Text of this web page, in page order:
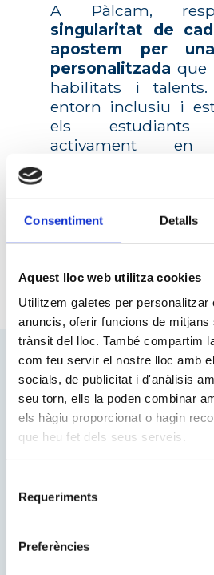
Consentiment Detalls
Aquest lloc web utilitza cookies
Utilitzem galetes per personalitzar
anuncis, oferir funcions de
trànsit del lloc. També compartim
com feu servir el nostre lloc amb
socials, de publicitat i d'anàlisis
seu torn, ells la poden combinar
els hàgiu proporcionat o hagin
que heu fet dels seus serveis.
Requeriments
Preferències
A Pàlcam,
singularitat de
apostem per
personalitzada que
habilitats i
entorn inclusiu i
els estudiants
activament
desenvolupament
un pilar
escola gran amb
escola petita, on
món
excel·lència
A Pàlcam, formem
alt nivell acadèmic i
responsabilitat. Amb
d’experiència,